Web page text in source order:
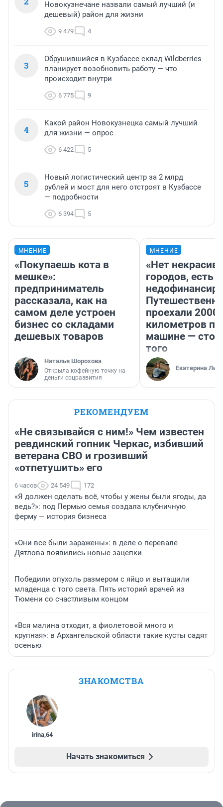
Новокузнечане назвали самый лучший (и
дешевый) район для жизни
9 479 4
3
Обрушившийся в Кузбассе склад Wildberries
планирует возобновить работу — что
происходит внутри
6 775 9
4
Какой район Новокузнецка самый лучший
для жизни — опрос
6 422 5
5
Новый логистический центр за 2 млрд
рублей и мост для него отстроят в Кузбассе
— подробности
6 394 5
МНЕНИЕ
«Покупаешь кота в
мешке»:
предприниматель
рассказала, как на
самом деле устроен
бизнес со складами
дешевых товаров
Наталья Шорохова
Открыла кофейную точку на
деньги соцразвития
МНЕНИЕ
«Нет
городов, есть
проехали 2000
километров по
машине —
того
Екатерина
РЕКОМЕНДУЕМ
«Не связывайся с ним!» Чем известен
ревдинский гопник Черкас, избивший
ветерана СВО и грозивший
«отпетушить» его
6 часов 24 549 172
«Я должен сделать всё, чтобы у жены были ягоды, да
ведь?»: под Пермью семья создала клубничную
ферму — история бизнеса
«Они все были заражены»: в деле о перевале
Дятлова появились новые зацепки
Победили опухоль размером с яйцо и вытащили
младенца с того света. Пять историй врачей из
Тюмени со счастливым концом
«Вся малина отходит, а фиолетовой много и
крупная»: в Архангельской области такие кусты садят
осенью
ЗНАКОМСТВА
irina,64
Начать знакомиться